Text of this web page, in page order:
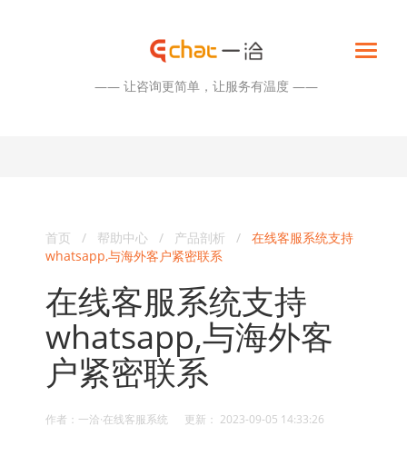
—— 让咨询更简单，让服务有温度 ——
首页 / 帮助中心 / 产品剖析 / 在线客服系统支持
whatsapp,与海外客户紧密联系
在线客服系统支持
whatsapp,与海外客
户紧密联系
作者：一洽·在线客服系统 更新： 2023-09-05 14:33:26